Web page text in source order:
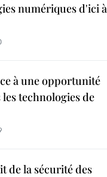
numériques d'ici à
à une opportunité
technologies de
de la sécurité des